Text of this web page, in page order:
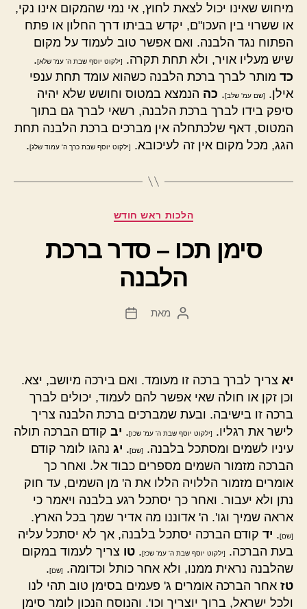
מיחוש שאינו יכול לצאת לחוץ, אי נמי שהמקום אינו נקי,
או ששרוי בין העכו"ם, יקדש בביתו דרך החלון או פתח
הפתוח נגד הלבנה. ואם אפשר טוב לעמוד על מקום
שיש מעליו אויר, ולא תחת תקרה.
[ילקוט יוסף שבת ה' עמ' שלא].
כד מותר לברך ברכת הלבנה כשהוא עומד תחת ענפי
אילן.
[שם עמ' שלב]. כה הנמצא במטוס וחושש שלא יהיה
סיפק בידו לברך ברכת הלבנה, רשאי לברך גם בתוך
המטוס, דאף שלכתחלה אין מברכים ברכת הלבנה תחת
הגג, מכל מקום אין זה לעיכובא.
[ילקוט יוסף שבת כרך ה' עמוד שלג].
קטגוריות
הלכות ראש חודש
סימן תכו – סדר ברכת
הלבנה
המחבר
מאת
תאריך
יא צריך לברך ברכה זו מעומד. ואם בירכה מיושב, יצא.
וכן זקן או חולה שאי אפשר להם לעמוד, יכולים לברך
ברכה זו בישיבה. ובעת שמברכים ברכת הלבנה צריך
לישר את רגליו.
[ילקוט יוסף שבת ה' עמ' שכו]. יב קודם הברכה תולה
עיניו לשמים ומסתכל בלבנה.
[שם]. יג נהגו לומר קודם
הברכה מזמור השמים מספרים כבוד אל. ואחר כך
אומרים מזמור הללויה הללו את ה' מן השמים, עד חוק
נתן ולא יעבור. ואחר כך יסתכל רגע בלבנה ויאמר כי
אראה שמיך וגו'. ה' אדוננו מה אדיר שמך בכל הארץ.
[שם]. יד קודם הברכה יסתכל בלבנה, אך לא יסתכל עליה
בעת הברכה.
[ילקוט יוסף שבת ה' עמ' שכז]. טו צריך לעמוד במקום
שהלבנה נראית ממנו, ולא אחר כותל וכדומה.
[שם].
טז אחר הברכה אומרים ג' פעמים בסימן טוב תהי לנו
ולכל ישראל, ברוך יוצריך וכו'. והנוסח הנכון לומר סימן